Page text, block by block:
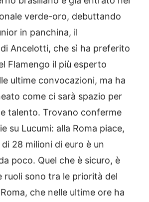
verde-oro, debuttando
in panchina, il
Ancelotti, che sì ha preferito
Flamengo il più esperto
ultime convocazioni, ma ha
come ci sarà spazio per
talento. Trovano conferme
su Lucumi: alla Roma piace,
28 milioni di euro è un
poco. Quel che è sicuro, è
ruoli sono tra le priorità del
che nelle ultime ore ha